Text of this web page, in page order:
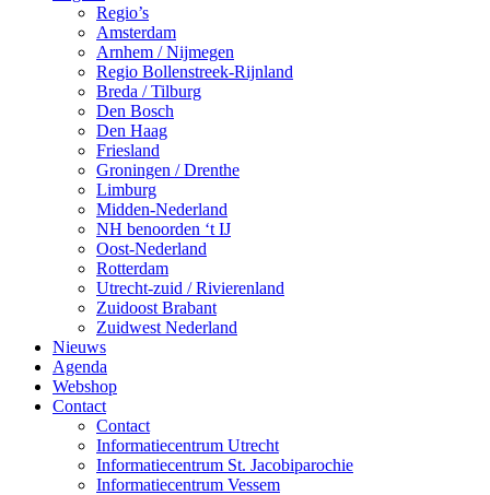
Regio’s
Amsterdam
Arnhem / Nijmegen
Regio Bollenstreek-Rijnland
Breda / Tilburg
Den Bosch
Den Haag
Friesland
Groningen / Drenthe
Limburg
Midden-Nederland
NH benoorden ‘t IJ
Oost-Nederland
Rotterdam
Utrecht-zuid / Rivierenland
Zuidoost Brabant
Zuidwest Nederland
Nieuws
Agenda
Webshop
Contact
Contact
Informatiecentrum Utrecht
Informatiecentrum St. Jacobiparochie
Informatiecentrum Vessem